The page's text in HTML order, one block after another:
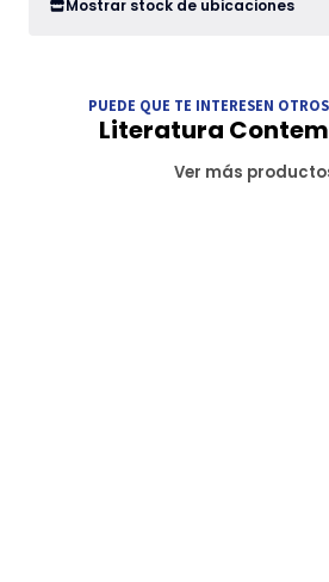
Mostrar stock de ubicaciones
PUEDE QUE TE INTERESEN
Literatura
Ver más